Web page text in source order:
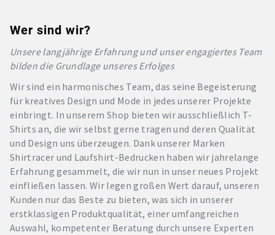
Wer sind wir?
Unsere langjährige Erfahrung und unser engagiertes Team
bilden die Grundlage unseres Erfolges
Wir sind ein harmonisches Team, das seine Begeisterung
für kreatives Design und Mode in jedes unserer Projekte
einbringt. In unserem Shop bieten wir ausschließlich T-
Shirts an, die wir selbst gerne tragen und deren Qualität
und Design uns überzeugen. Dank unserer Marken
Shirtracer und Laufshirt-Bedrucken haben wir jahrelange
Erfahrung gesammelt, die wir nun in unser neues Projekt
einfließen lassen. Wir legen großen Wert darauf, unseren
Kunden nur das Beste zu bieten, was sich in unserer
erstklassigen Produktqualität, einer umfangreichen
Auswahl, kompetenter Beratung durch unsere Experten